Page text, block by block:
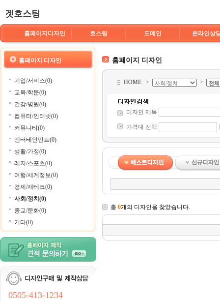
겟호스팅
홈페이지디자인 호스팅 도메인 온라인상
홈페이지 디자인
기업/서비스(0)
교육/학문(0)
건강/병원(0)
컴퓨터/인터넷(0)
커뮤니티(0)
엔터테인먼트(0)
생활/가정(0)
레저/스포츠(0)
여행/세계정보(0)
경제/재테크(0)
사회/정치(0)
종교/문화(0)
기타(0)
0505-413-1234
홈페이지 디자인
HOME > >
디자인 제목
가격대 선택
총 0개의 디자인을 찾았습니다.